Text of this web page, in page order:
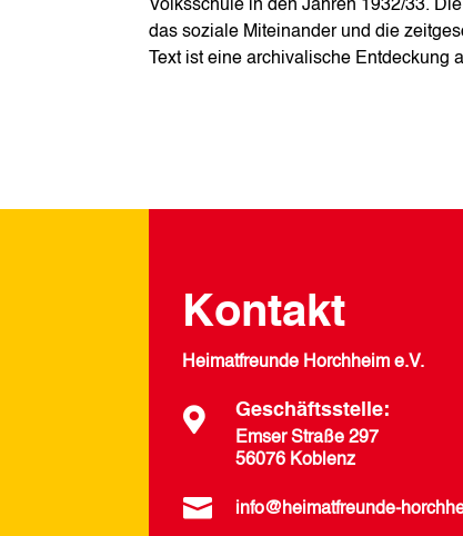
Volksschule in den Jahren 1932/33.
das soziale Miteinander und die
Text ist eine archivalische Entdeckung
Kontakt
Heimatfreunde Horchheim e.V.
 Geschäftsstelle:
Emser Straße 297
56076 Koblenz
 info@heimatfreunde-